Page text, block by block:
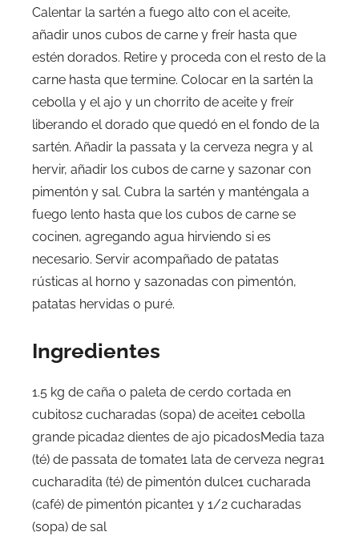
Calentar la sartén a fuego alto con el aceite,
añadir unos cubos de carne y freír hasta que
estén dorados. Retire y proceda con el resto de la
carne hasta que termine. Colocar en la sartén la
cebolla y el ajo y un chorrito de aceite y freír
liberando el dorado que quedó en el fondo de la
sartén. Añadir la passata y la cerveza negra y al
hervir, añadir los cubos de carne y sazonar con
pimentón y sal. Cubra la sartén y manténgala a
fuego lento hasta que los cubos de carne se
cocinen, agregando agua hirviendo si es
necesario. Servir acompañado de patatas
rústicas al horno y sazonadas con pimentón,
patatas hervidas o puré.
Ingredientes
1.5 kg de caña o paleta de cerdo cortada en
cubitos2 cucharadas (sopa) de aceite1 cebolla
grande picada2 dientes de ajo picadosMedia taza
(té) de passata de tomate1 lata de cerveza negra1
cucharadita (té) de pimentón dulce1 cucharada
(café) de pimentón picante1 y 1/2 cucharadas
(sopa) de sal